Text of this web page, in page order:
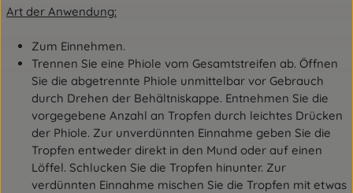
Art der Anwendung:
Zum Einnehmen.
Trennen Sie eine Phiole vom Gesamtstreifen ab. Öffnen
Sie die abgetrennte Phiole unmittelbar vor Gebrauch
durch Drehen der Behältniskappe. Entnehmen Sie die
vorgegebene Anzahl an Tropfen durch leichtes Drücken
der Phiole. Zur unverdünnten Einnahme geben Sie die
Tropfen entweder direkt in den Mund oder auf einen
Löffel. Schlucken Sie die Tropfen hinunter. Zur
verdünnten Einnahme mischen Sie die Tropfen mit etwas